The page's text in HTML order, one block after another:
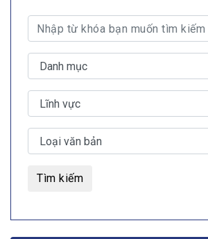
Tìm kiếm